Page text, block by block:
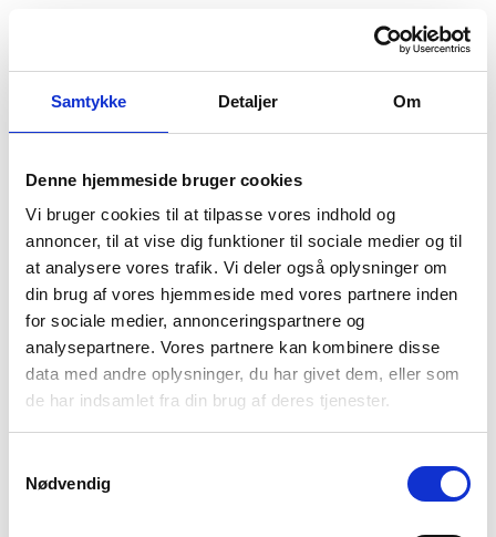
Samtykke Detaljer Om
Denne hjemmeside bruger cookies
Vi bruger cookies til at tilpasse vores indhold og
annoncer, til at vise dig funktioner til sociale medier og til
at analysere vores trafik. Vi deler også oplysninger om
din brug af vores hjemmeside med vores partnere inden
for sociale medier, annonceringspartnere og
analysepartnere. Vores partnere kan kombinere disse
data med andre oplysninger, du har givet dem, eller som
de har indsamlet fra din brug af deres tjenester.
Nødvendig
Der opstod en uventet fejl
Vi beklager ulejligheden. Prøv at genindlæse siden.